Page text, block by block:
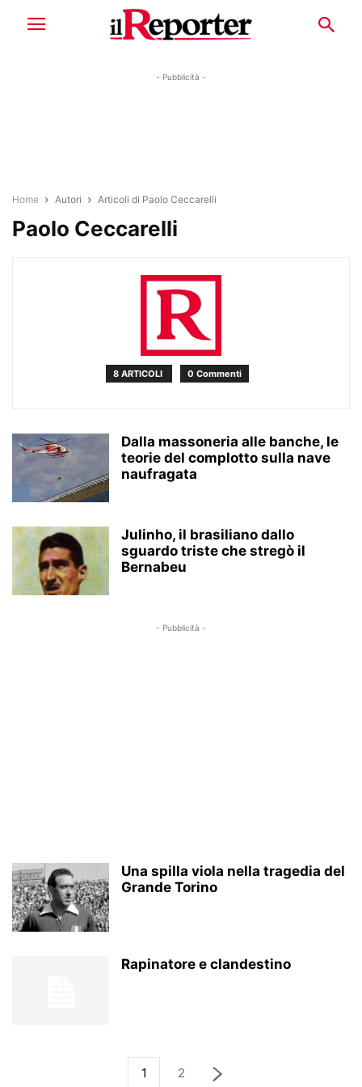
- Pubblicità -
Home Autori Articoli di Paolo Ceccarelli
Paolo Ceccarelli
8 ARTICOLI 0 Commenti
Dalla massoneria alle banche, le
teorie del complotto sulla nave
naufragata
Julinho, il brasiliano dallo
sguardo triste che stregò il
Bernabeu
- Pubblicità -
Una spilla viola nella tragedia del
Grande Torino
Rapinatore e clandestino
1 2